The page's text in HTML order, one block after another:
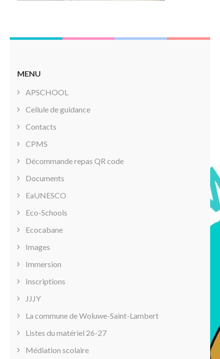
MENU
APSCHOOL
Cellule de guidance
Contacts
CPMS
Décommande repas QR code
Documents
EaUNESCO
Eco-Schools
Ecocabane
Images
Immersion
Inscriptions
JJJY
La commune de Woluwe-Saint-Lambert
Listes du matériel 26-27
Médiation scolaire